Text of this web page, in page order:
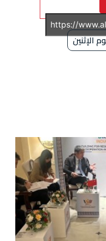
الإثنين